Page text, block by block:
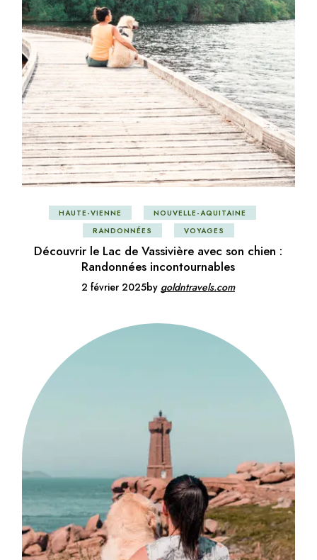
HAUTE-VIENNE
NOUVELLE-AQUITAINE
RANDONNÉES
VOYAGES
Découvrir le Lac de Vassivière avec son chien :
Randonnées incontournables
2 février 2025by goldntravels.com